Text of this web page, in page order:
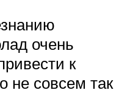
очень
к
не совсем так